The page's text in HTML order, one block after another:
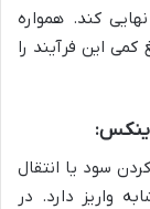
کند. همواره
این فرآیند را
سود یا انتقال
واریز دارد. در